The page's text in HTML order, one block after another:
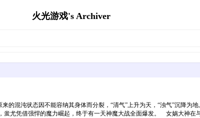
火光游戏's Archiver
的混沌状态因不能容纳其身体而分裂，“清气”上升为天，“浊气”沉降为
尤凭借强悍的魔力崛起，终于有一天神魔大战全面爆发。 女娲大神在